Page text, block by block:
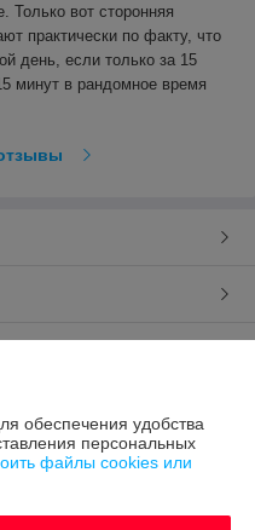
Только вот сторонняя
практически по факту, что
день, если только за 15
минут в рандомное время
обеспечения удобства
персональных
файлы cookies или